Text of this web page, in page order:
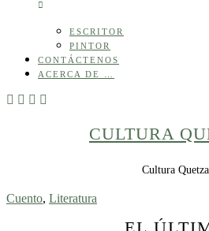
ESCRITOR
PINTOR
CONTÁCTENOS
ACERCA DE …
CULTURA
Cultura
Cuento, Literatura